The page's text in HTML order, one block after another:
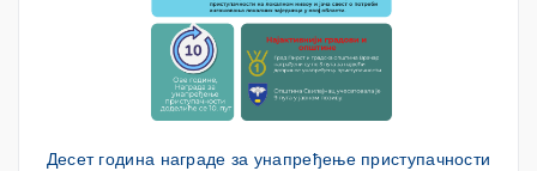
Десет година награде за унапређење приступачности